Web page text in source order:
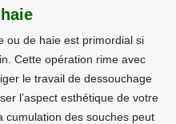
ou de haie est primordial si
Cette opération rime avec
le travail de dessouchage
l’aspect esthétique de votre
cumulation des souches peut